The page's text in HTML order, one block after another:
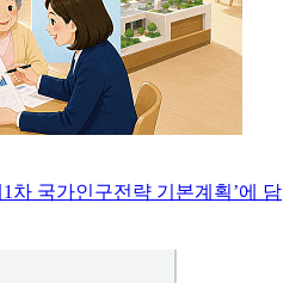
차 국가인구전략 기본계획’에 담